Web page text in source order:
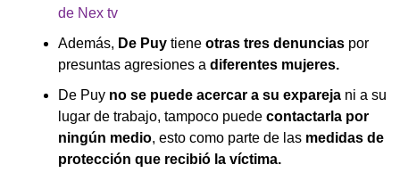
de Nex tv
Además, De Puy tiene otras tres denuncias por
presuntas agresiones a diferentes mujeres.
De Puy no se puede acercar a su expareja ni a su
lugar de trabajo, tampoco puede contactarla por
ningún medio, esto como parte de las medidas de
protección que recibió la víctima.